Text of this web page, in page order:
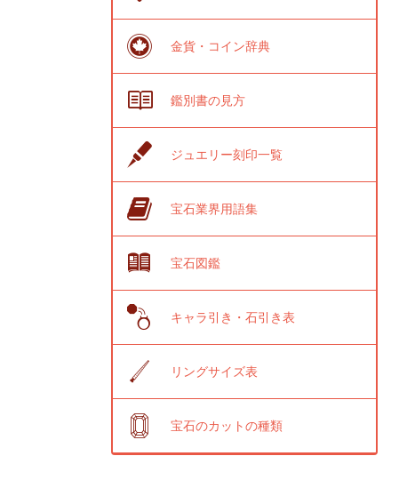
金貨・コイン辞典
鑑別書の見方
ジュエリー刻印一覧
宝石業界用語集
宝石図鑑
キャラ引き・石引き表
リングサイズ表
宝石のカットの種類